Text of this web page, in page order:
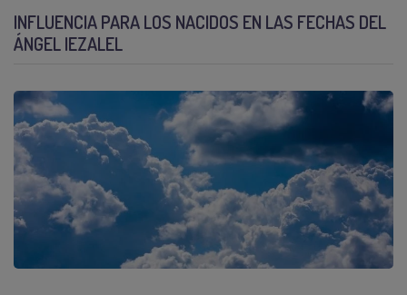
INFLUENCIA PARA LOS NACIDOS EN LAS FECHAS DEL
ÁNGEL IEZALEL